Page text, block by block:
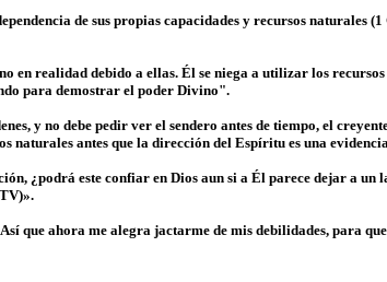
de sus propias capacidades y recursos
en realidad debido a ellas. Él se niega a utilizar los
para demostrar el poder Divino".
y no debe pedir ver el sendero antes de tiempo, el
naturales antes que la dirección del Espíritu es una
¿podrá este confiar en Dios aun si a Él parece dejar a
que ahora me alegra jactarme de mis debilidades, para